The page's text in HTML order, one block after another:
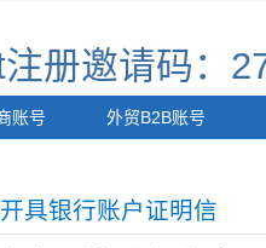
册邀请码：
账号 外贸B2B账号
具银行账户证明信